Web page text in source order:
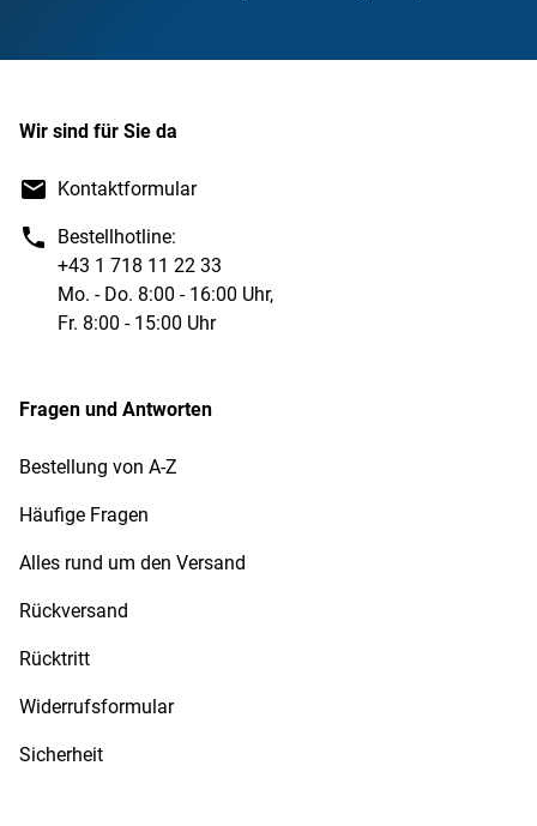
Wir sind für Sie da
Kontaktformular
Bestellhotline:
+43 1 718 11 22 33
Mo. - Do. 8:00 - 16:00 Uhr,
Fr. 8:00 - 15:00 Uhr
Fragen und Antworten
Bestellung von A-Z
Häufige Fragen
Alles rund um den Versand
Rückversand
Rücktritt
Widerrufsformular
Sicherheit